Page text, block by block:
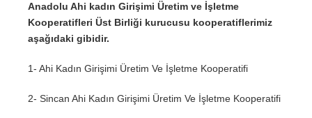
Anadolu Ahi kadın Girişimi Üretim ve İşletme
Kooperatifleri Üst Birliği kurucusu kooperatiflerimiz
aşağıdaki gibidir.
1- Ahi Kadın Girişimi Üretim Ve İşletme Kooperatifi
2- Sincan Ahi Kadın Girişimi Üretim Ve İşletme Kooperatifi